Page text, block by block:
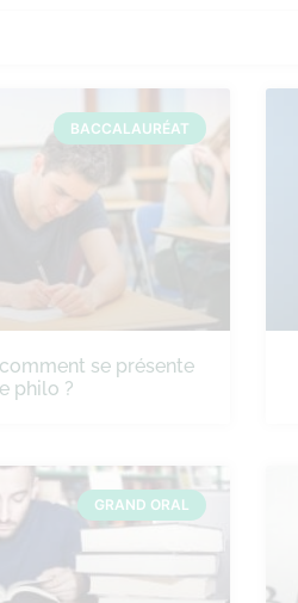
BACCALAURÉAT
se présente
philo ?
GRAND ORAL